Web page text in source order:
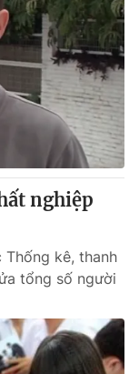
nghiệp
Thống kê, thanh
tổng số người